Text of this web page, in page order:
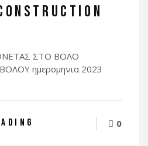
ΣΤΟ ΒΟΛΟ
ημερομηνια 2023
0